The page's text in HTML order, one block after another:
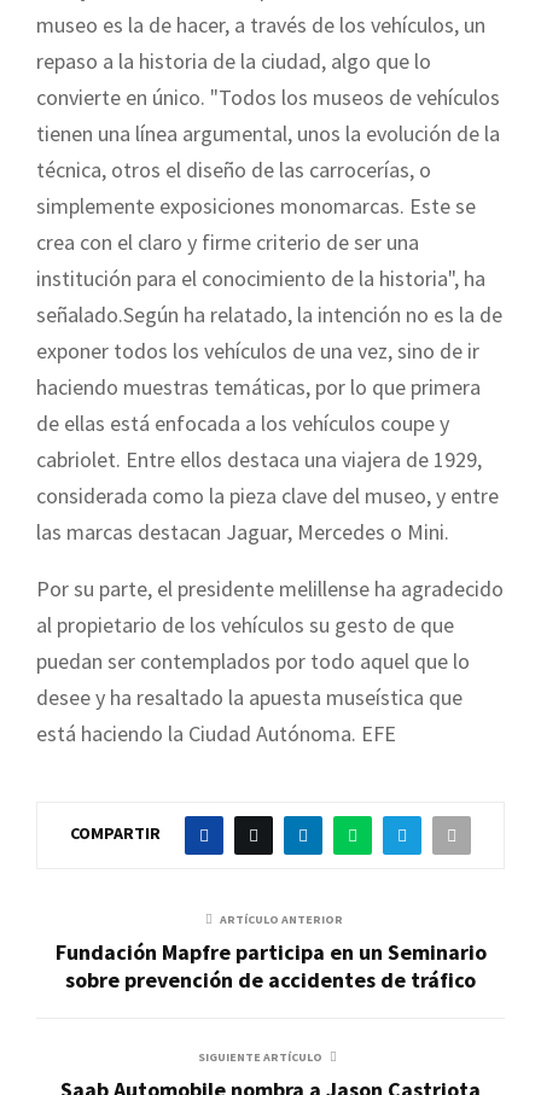
museo es la de hacer, a través de los vehículos, un
repaso a la historia de la ciudad, algo que lo
convierte en único. "Todos los museos de vehículos
tienen una línea argumental, unos la evolución de la
técnica, otros el diseño de las carrocerías, o
simplemente exposiciones monomarcas. Este se
crea con el claro y firme criterio de ser una
institución para el conocimiento de la historia", ha
señalado.Según ha relatado, la intención no es la de
exponer todos los vehículos de una vez, sino de ir
haciendo muestras temáticas, por lo que primera
de ellas está enfocada a los vehículos coupe y
cabriolet. Entre ellos destaca una viajera de 1929,
considerada como la pieza clave del museo, y entre
las marcas destacan Jaguar, Mercedes o Mini.
Por su parte, el presidente melillense ha agradecido
al propietario de los vehículos su gesto de que
puedan ser contemplados por todo aquel que lo
desee y ha resaltado la apuesta museística que
está haciendo la Ciudad Autónoma. EFE
COMPARTIR
ARTÍCULO ANTERIOR
Fundación Mapfre participa en un Seminario
sobre prevención de accidentes de tráfico
SIGUIENTE ARTÍCULO
Saab Automobile nombra a Jason Castriota